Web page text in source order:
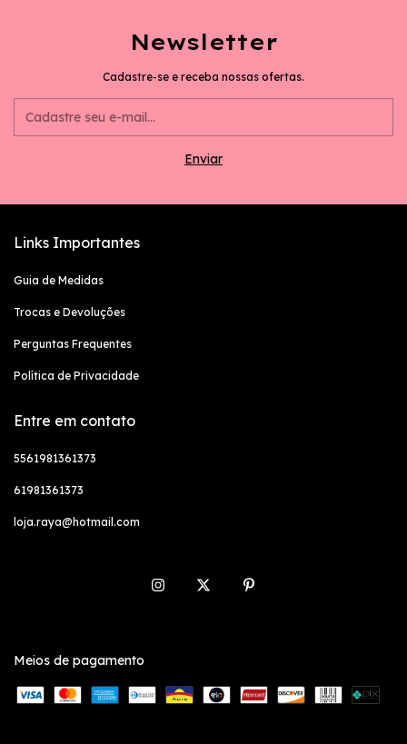
Newsletter
Cadastre-se e receba nossas ofertas.
Links Importantes
Guia de Medidas
Trocas e Devoluções
Perguntas Frequentes
Política de Privacidade
Entre em contato
5561981361373
61981361373
loja.raya@hotmail.com
Meios de pagamento